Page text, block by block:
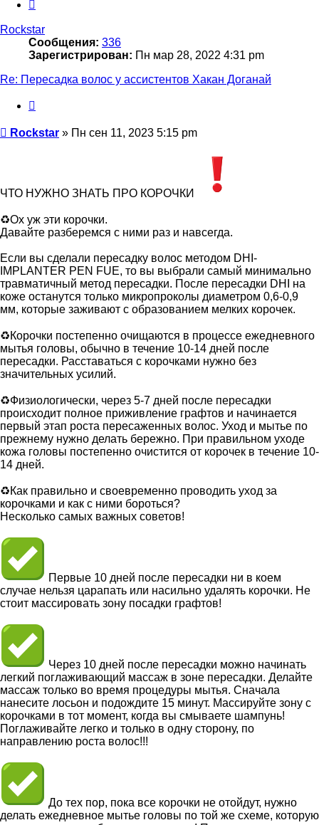
Rockstar
Сообщения: 336
Зарегистрирован: Пн мар 28, 2022 4:31 pm
Re: Пересадка волос у ассистентов Хакан Доганай
Сообщение
Rockstar » Пн сен 11, 2023 5:15 pm
ЧТО НУЖНО ЗНАТЬ ПРО КОРОЧКИ
♻Ох уж эти корочки.
Давайте разберемся с ними раз и навсегда.
Если вы сделали пересадку волос методом DHI-
IMPLANTER PEN FUE, то вы выбрали самый минимально
травматичный метод пересадки. После пересадки DHI на
коже останутся только микропроколы диаметром 0,6-0,9
мм, которые заживают с образованием мелких корочек.
♻Корочки постепенно очищаются в процессе ежедневного
мытья головы, обычно в течение 10-14 дней после
пересадки. Расставаться с корочками нужно без
значительных усилий.
♻Физиологически, через 5-7 дней после пересадки
происходит полное приживление графтов и начинается
первый этап роста пересаженных волос. Уход и мытье по
прежнему нужно делать бережно. При правильном уходе
кожа головы постепенно очистится от корочек в течение 10-
14 дней.
♻Как правильно и своевременно проводить уход за
корочками и как с ними бороться?
Несколько самых важных советов!
Первые 10 дней после пересадки ни в коем
случае нельзя царапать или насильно удалять корочки. Не
стоит массировать зону посадки графтов!
Через 10 дней после пересадки можно начинать
легкий поглаживающий массаж в зоне пересадки. Делайте
массаж только во время процедуры мытья. Сначала
нанесите лосьон и подождите 15 минут. Массируйте зону с
корочками в тот момент, когда вы смываете шампунь!
Поглаживайте легко и только в одну сторону, по
направлению роста волос!!!
До тех пор, пока все корочки не отойдут, нужно
делать ежедневное мытье головы по той же схеме, которую